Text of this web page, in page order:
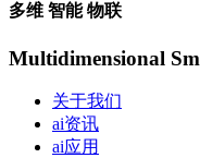
多维 智能 物联
Multidimensional
关于我们
ai资讯
ai应用